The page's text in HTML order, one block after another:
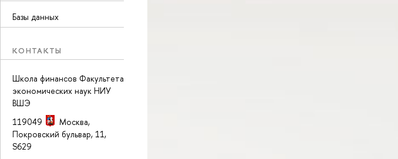
Базы данных
КОНТАКТЫ
Школа финансов Факультета
экономических наук НИУ
ВШЭ
119049
Москва,
Покровский бульвар, 11,
S629